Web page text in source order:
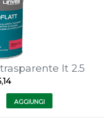
lt 2.5
AGGIUNGI